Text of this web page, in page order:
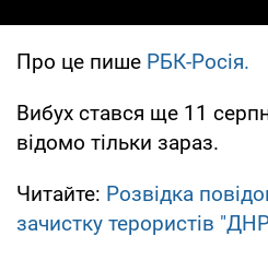
Про це пише РБК-Росія.
Вибух стався ще 11
відомо тільки зараз.
Читайте: Розвідка
зачистку терористів